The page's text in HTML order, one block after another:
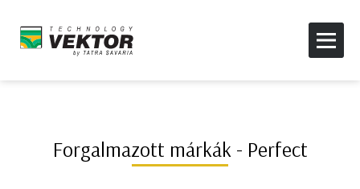
Forgalmazott márkák - Perfect